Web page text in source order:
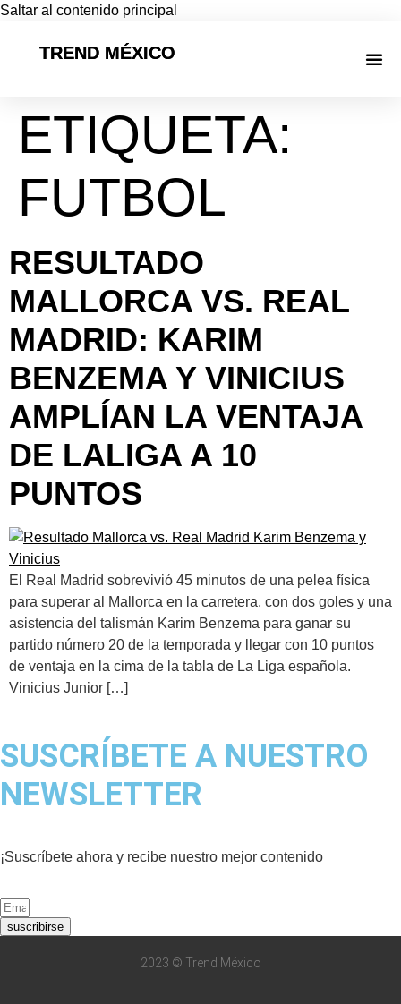
Saltar al contenido principal
TREND MÉXICO
ETIQUETA:
FUTBOL
RESULTADO
MALLORCA VS. REAL
MADRID: KARIM
BENZEMA Y VINICIUS
AMPLÍAN LA VENTAJA
DE LALIGA A 10
PUNTOS
El Real Madrid sobrevivió 45 minutos de una pelea física
para superar al Mallorca en la carretera, con dos goles y una
asistencia del talismán Karim Benzema para ganar su
partido número 20 de la temporada y llegar con 10 puntos
de ventaja en la cima de la tabla de La Liga española.
Vinicius Junior […]
SUSCRÍBETE A NUESTRO
NEWSLETTER
¡Suscríbete ahora y recibe nuestro mejor contenido
suscribirse
2023 © Trend México